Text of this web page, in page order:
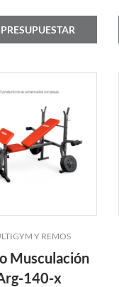
PRESUPUESTAR
Y REMOS
Musculación
140-x